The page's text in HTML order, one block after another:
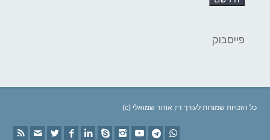
פייסבוק
(c) כל הזכויות שמורות לעורך דין אוהד שמואלי